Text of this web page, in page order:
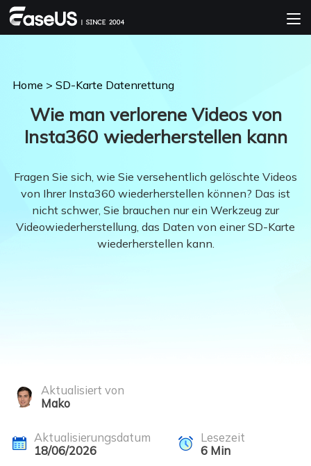
Home > SD-Karte Datenrettung
Wie man verlorene Videos von
Insta360 wiederherstellen kann
Fragen Sie sich, wie Sie versehentlich gelöschte Videos
von Ihrer Insta360 wiederherstellen können? Das ist
nicht schwer, Sie brauchen nur ein Werkzeug zur
Videowiederherstellung, das Daten von einer SD-Karte
wiederherstellen kann.
Aktualisiert von
Mako
Aktualisierungsdatum
18/06/2026
Lesezeit
6Min